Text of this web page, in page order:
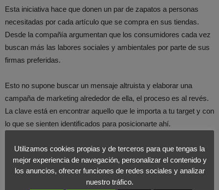
Esta iniciativa hace que donen un par de zapatos a personas
necesitadas por cada artículo que se compra en sus tiendas.
Desde la compañía argumentan que los consumidores cada vez
buscan más las labores sociales y ambientales por parte de sus
firmas preferidas.
Esto no supone buscar un mensaje altruista y elaborar una
campaña de marketing alrededor de ella, el proceso es al revés.
La clave está en encontrar aquello que le importa a tu target y con
lo que se sienten identificados para posicionarte ahí.
Starbucks, practicidad ante todo
La famosa cadena de cafeterías empezó por convertir cada uno
de sus locales en una experiencia para sus clientes. La
Utilizamos cookies propias y de terceros para que tengas la
mejor experiencia de navegación, personalizar el contenido y
los anuncios, ofrecer funciones de redes sociales y analizar
nuestro tráfico.